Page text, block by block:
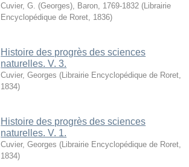
Cuvier, G. (Georges), Baron, 1769-1832 ( Librairie
Encyclopédique de Roret 1836)
Histoire des progrès des sciences
naturelles. V. 3.
Cuvier, Georges ( Librairie Encyclopédique de Roret
1834)
Histoire des progrès des sciences
naturelles. V. 1.
Cuvier, Georges ( Librairie Encyclopédique de Roret
1834)